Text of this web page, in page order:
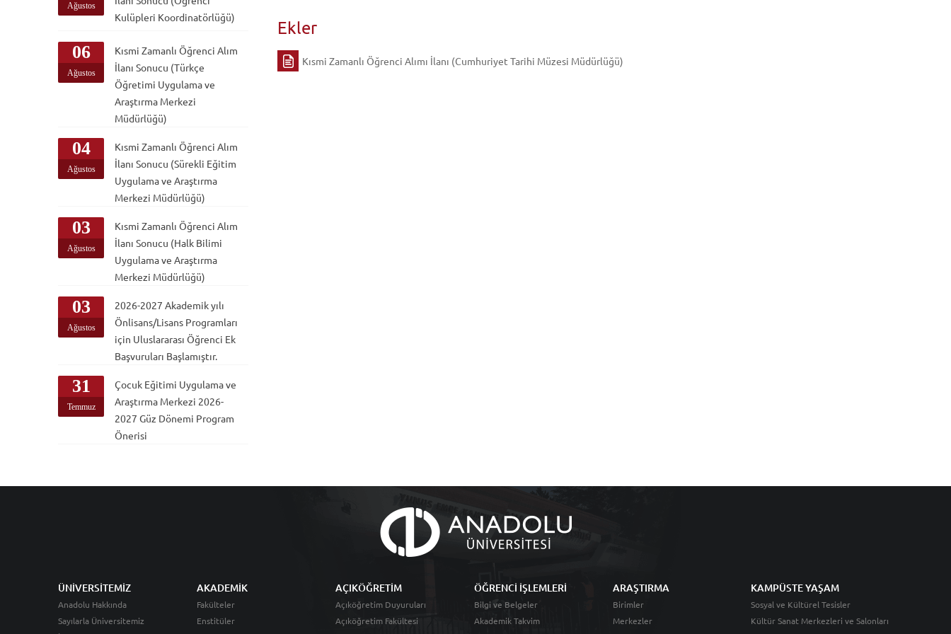
Ekler
Kısmi Zamanlı Öğrenci Alımı İlanı (Cumhuriyet Tarihi Müzesi Müdürlüğü)
Ağustos
Kulüpleri Koordinatörlüğü)
06
Ağustos
Kısmi Zamanlı Öğrenci Alım
İlanı Sonucu (Türkçe
Öğretimi Uygulama ve
Araştırma Merkezi
Müdürlüğü)
04
Ağustos
Kısmi Zamanlı Öğrenci Alım
İlanı Sonucu (Sürekli Eğitim
Uygulama ve Araştırma
Merkezi Müdürlüğü)
03
Ağustos
Kısmi Zamanlı Öğrenci Alım
İlanı Sonucu (Halk Bilimi
Uygulama ve Araştırma
Merkezi Müdürlüğü)
03
Ağustos
2026-2027 Akademik yılı
Önlisans/Lisans Programları
için Uluslararası Öğrenci Ek
Başvuruları Başlamıştır.
31
Temmuz
Çocuk Eğitimi Uygulama ve
Araştırma Merkezi 2026-
2027 Güz Dönemi Program
Önerisi
ÜNİVERSİTEMİZ
Anadolu Hakkında
Sayılarla Üniversitemiz
AKADEMİK
Fakülteler
Enstitüler
AÇIKÖĞRETİM
Açıköğretim Duyuruları
Açıköğretim Fakültesi
ÖĞRENCİ İŞLEMLERİ
Bilgi ve Belgeler
Akademik Takvim
ARAŞTIRMA
Birimler
Merkezler
KAMPÜSTE YAŞAM
Sosyal ve Kültürel Tesisler
Kültür Sanat Merkezleri ve Salonları